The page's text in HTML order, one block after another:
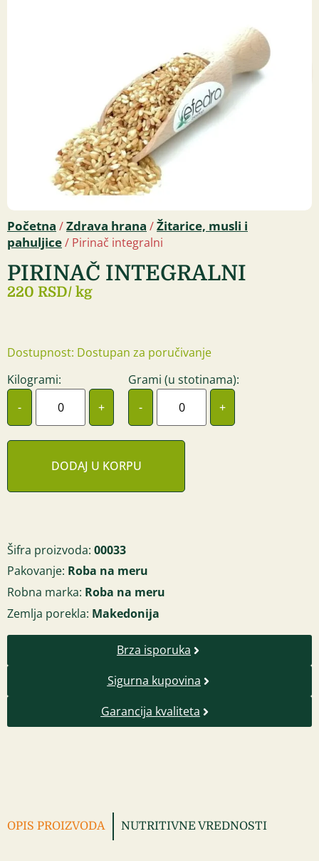
Početna /Zdrava hrana /Žitarice, musli i
pahuljice/ Pirinač integralni
PIRINAČ INTEGRALNI
220 RSD/ kg
Dostupnost: Dostupan za poručivanje
Kilogrami:
-
+
Grami (u stotinama):
-
+
DODAJ U KORPU
Šifra proizvoda: 00033
Pakovanje: Roba na meru
Robna marka: Roba na meru
Zemlja porekla: Makedonija
Brza isporuka
Sigurna kupovina
Garancija kvaliteta
OPIS PROIZVODA NUTRITIVNE VREDNOSTI